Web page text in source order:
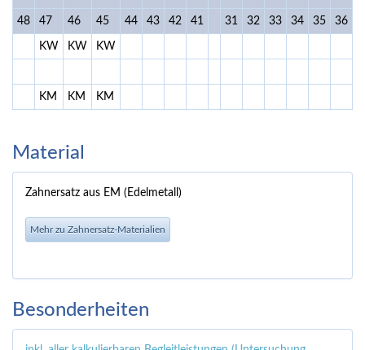
48 47 46 45 44 43 42 41 31 32 33 34 35 36
KW KW KW
KM KM KM
Material
Zahnersatz aus EM (Edelmetall)
Mehr zu Zahnersatz-Materialien
Besonderheiten